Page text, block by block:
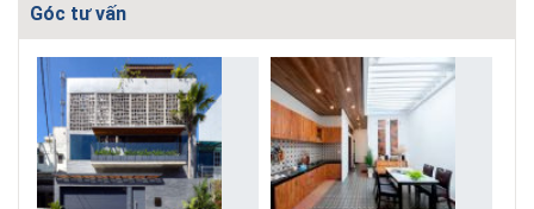
Góc tư vấn